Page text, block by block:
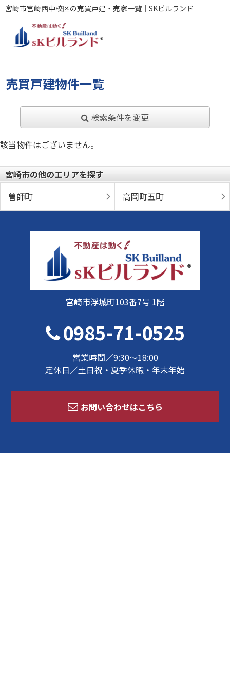
宮崎市宮崎西中校区の売買戸建・売家一覧｜SKビルランド
売買戸建物件一覧
検索条件を変更
該当物件はございません。
宮崎市の他のエリアを探す
曽師町
高岡町五町
宮崎市浮城町103番7号 1階
0985-71-0525
営業時間／9:30～18:00
定休日／土日祝・夏季休暇・年末年始
お問い合わせはこちら